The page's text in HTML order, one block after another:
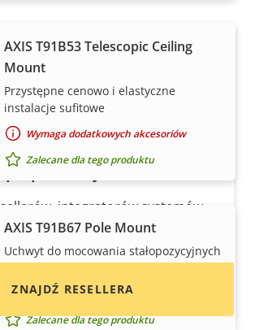
AXIS T91B53 Telescopic Ceiling
Mount
Przystępne cenowo i elastyczne
instalacje sufitowe
Wymaga dodatkowych akcesoriów
Zalecane dla tego produktu
AXIS T91B67 Pole Mount
Uchwyt do mocowania stałopozycyjnych
Wymaga dodatkowych akcesoriów
Zalecane dla tego produktu
produkty Axis?
integratorów systemów
produktów i systemów Axis.
ZNAJDŹ RESELLERA